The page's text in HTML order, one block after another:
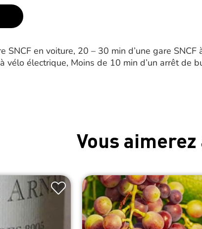
SNCF en voiture, 20 – 30 min d’une gare SNCF
vélo électrique, Moins de 10 min d’un arrêt de
Vous